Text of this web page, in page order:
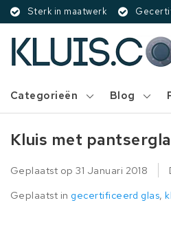
Sterk in maatwerk
Categorieën Blog
Kluis met
Geplaatst op31 Januari 2018
Geplaatst in gecertificeerd glas,